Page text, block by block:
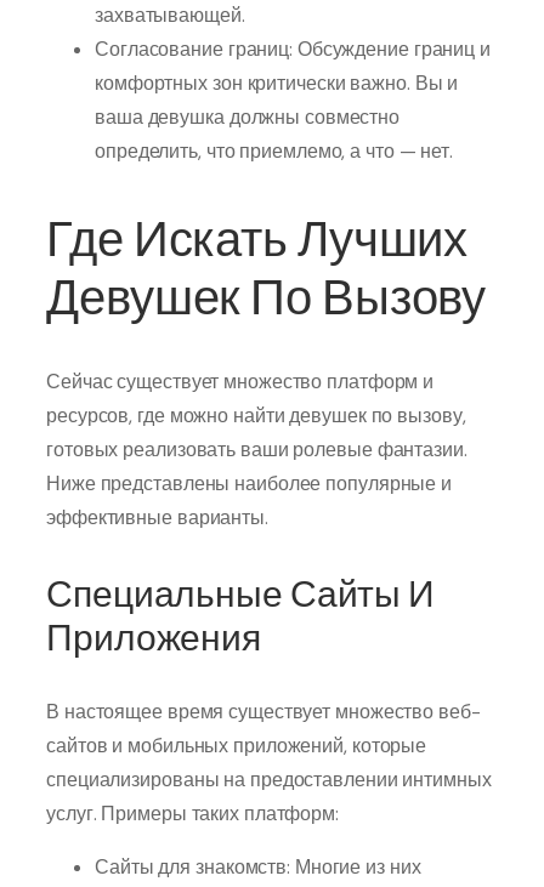
захватывающей.
Согласование границ: Обсуждение границ и
комфортных зон критически важно. Вы и
ваша девушка должны совместно
определить, что приемлемо, а что — нет.
Где Искать Лучших
Девушек По Вызову
Сейчас существует множество платформ и
ресурсов, где можно найти девушек по вызову,
готовых реализовать ваши ролевые фантазии.
Ниже представлены наиболее популярные и
эффективные варианты.
Специальные Сайты И
Приложения
В настоящее время существует множество веб-
сайтов и мобильных приложений, которые
специализированы на предоставлении интимных
услуг. Примеры таких платформ:
Сайты для знакомств: Многие из них